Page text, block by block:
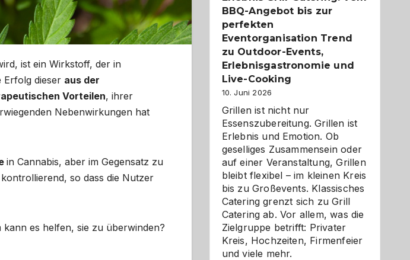
ist ein Wirkstoff, der in
Erfolg dieser aus der
Vorteilen, ihrer
Nebenwirkungen hat
in Cannabis, aber im Gegensatz zu
so dass die Nutzer
es helfen, sie zu überwinden?
BBQ-Angebot bis zur
perfekten
Eventorganisation Trend
zu Outdoor-Events,
Erlebnisgastronomie und
Live-Cooking
10. Juni 2026
Grillen ist nicht nur
Essenszubereitung. Grillen ist
Erlebnis und Emotion. Ob
geselliges Zusammensein oder
auf einer Veranstaltung, Grillen
bleibt flexibel – im kleinen Kreis
bis zu Großevents. Klassisches
Catering grenzt sich zu Grill
Catering ab. Vor allem, was die
Zielgruppe betrifft: Privater
Kreis, Hochzeiten, Firmenfeier
und viele mehr.